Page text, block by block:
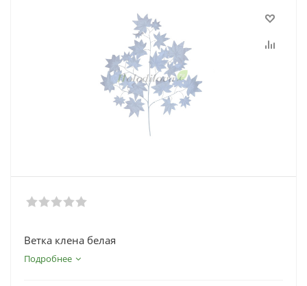
Ветка клена белая
Подробнее